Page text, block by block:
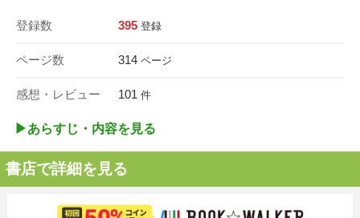
登録数 395 登録
ページ数 314 ページ
感想・レビュー 101 件
▶︎あらすじ・内容を見る
書店で詳細を見る